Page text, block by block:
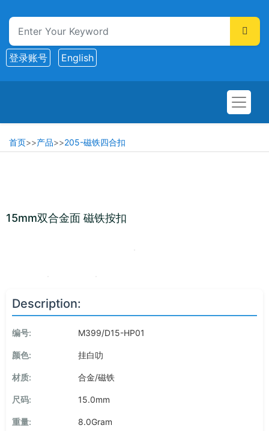
登录账号 English
首页>>产品>>205-磁铁四合扣
15mm双合金面 磁铁按扣
Description:
编号: M399/D15-HP01
颜色: 挂白叻
材质: 合金/磁铁
尺码: 15.0mm
重量: 8.0Gram